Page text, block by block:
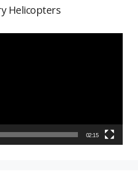
Helicopters
02:15